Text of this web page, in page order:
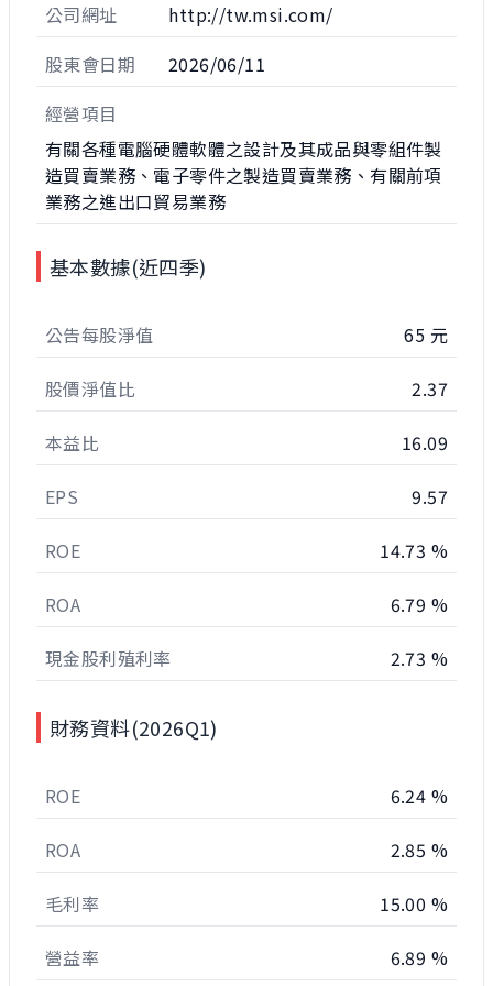
公司網址
http://tw.msi.com/
股東會日期
2026/06/11
經營項目
有關各種電腦硬體軟體之設計及其成品與零組件製
造買賣業務、電子零件之製造買賣業務、有關前項
業務之進出口貿易業務
基本數據(近四季)
公告每股淨值 65 元
股價淨值比 2.37
本益比 16.09
EPS 9.57
ROE 14.73 %
ROA 6.79 %
現金股利殖利率 2.73 %
財務資料(2026Q1)
ROE 6.24 %
ROA 2.85 %
毛利率 15.00 %
營益率 6.89 %